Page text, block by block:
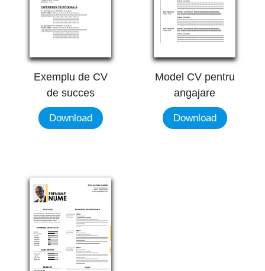
Exemplu de CV
de succes
Download
Model CV pentru
angajare
Download